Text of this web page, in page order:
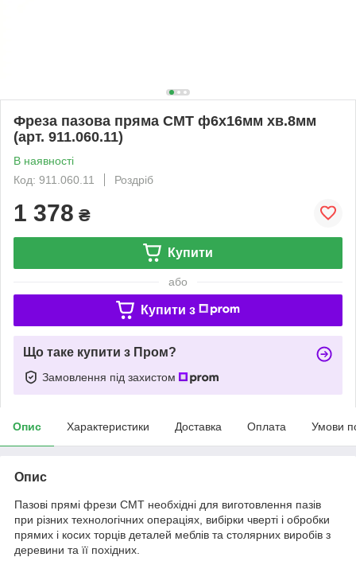
Фреза пазова пряма CMT ф6х16мм хв.8мм
(арт. 911.060.11)
В наявності
Код: 911.060.11
Роздріб
1 378 ₴
Купити
або
Купити з
Що таке купити з Пром?
Замовлення під захистом
Опис Характеристики Доставка Оплата Умови
Опис
Пазові прямі фрези CMT необхідні для виготовлення пазів
при різних технологічних операціях, вибірки чверті і обробки
прямих і косих торців деталей меблів та столярних виробів з
деревини та її похідних.